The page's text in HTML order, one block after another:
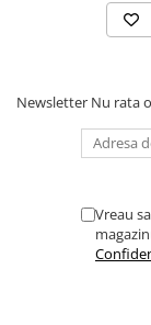
Newsletter Nu rata
Vreau